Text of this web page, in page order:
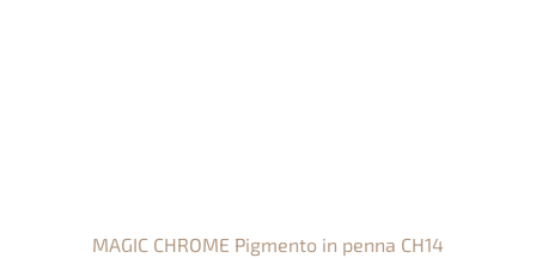
MAGIC CHROME Pigmento in penna CH14